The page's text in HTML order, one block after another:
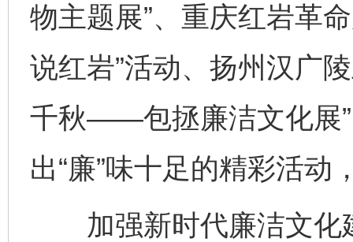
物主题展”、重庆红岩革
说红岩”活动、扬州汉广
千秋——包拯廉洁文化展
出“廉”味十足的精彩活
加强新时代廉洁文化